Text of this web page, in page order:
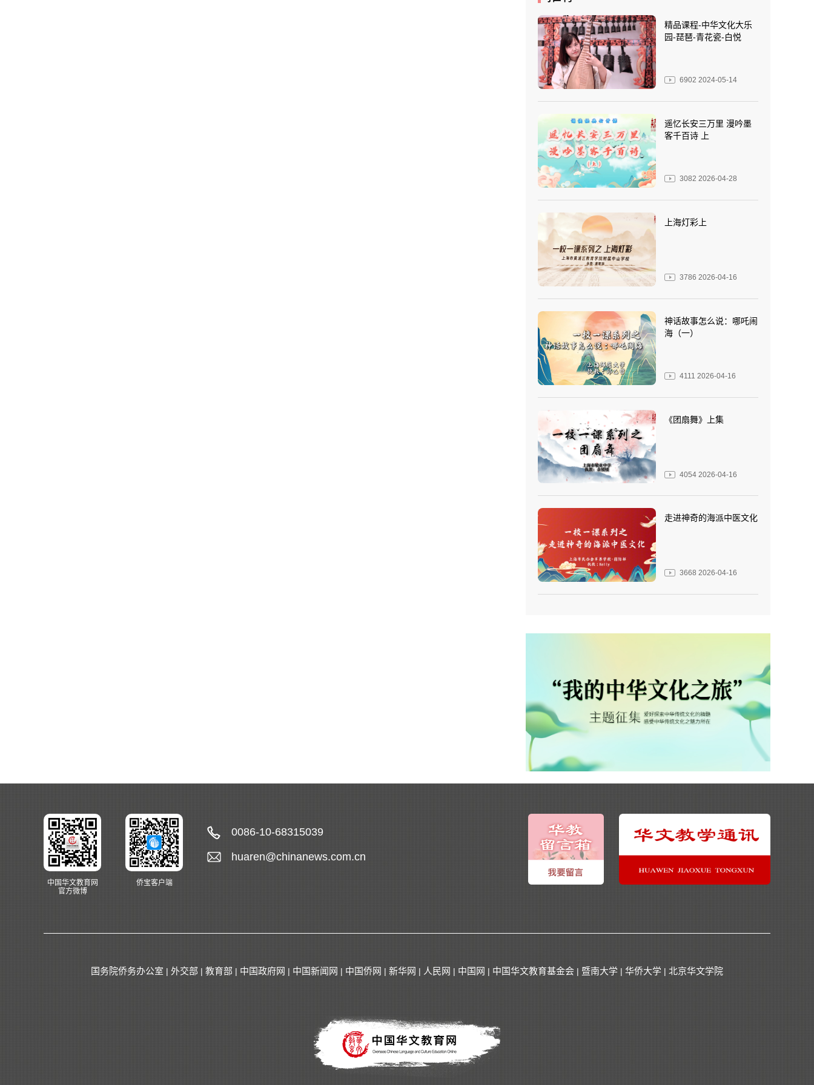
精品课程-中华文化大乐
园-琵琶-青花瓷-白悦
6902 2024-05-14
遥忆长安三万里 漫吟墨
客千百诗 上
3082 2026-04-28
上海灯彩上
3786 2026-04-16
神话故事怎么说：哪吒闹
海（一）
4111 2026-04-16
《团扇舞》上集
4054 2026-04-16
走进神奇的海派中医文化
3668 2026-04-16
中国华文教育网
官方微博
侨宝客户端
0086-10-68315039
huaren@chinanews.com.cn
国务院侨务办公室 | 外交部 | 教育部 | 中国政府网 | 中国新闻网 | 中国侨网 | 新华网 | 人民网 | 中国网 | 中国华文教育基金会 | 暨南大学 | 华侨大学 | 北京华文学院